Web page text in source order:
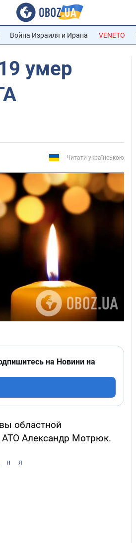
Война Израиля и Ирана VENETO
умер
Читати українською
на Новини на
областной
АТО Александр Мотрюк.